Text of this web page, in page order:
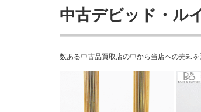
中古デビッド・ル
数ある中古品買取店の中から当店への売却